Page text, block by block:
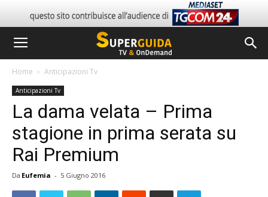
Home Anticipazioni Tv
Anticipazioni Tv
La dama velata – Prima
stagione in prima serata su
Rai Premium
Da Eufemia - 5 Giugno 2016